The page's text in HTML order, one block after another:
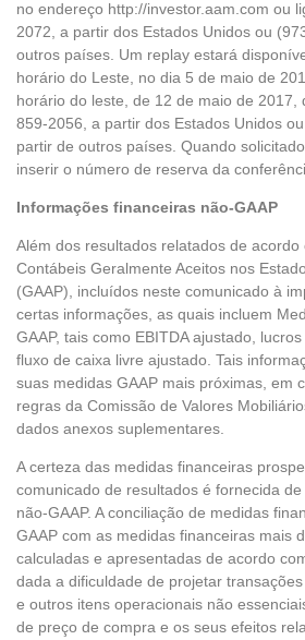
no endereço http://investor.aam.com ou
2072, a partir dos Estados Unidos ou
outros países. Um replay estará
horário do Leste, no dia 5 de maio de
horário do leste, de 12 de maio de 2017,
859-2056, a partir dos Estados Unidos
partir de outros países. Quando
inserir o número de reserva da
Informações financeiras não-GAAP
Além dos resultados relatados de
Contábeis Geralmente Aceitos nos
(GAAP), incluídos neste comunicado à
certas informações, as quais incluem
GAAP, tais como EBITDA ajustado,
fluxo de caixa livre ajustado. Tais
suas medidas GAAP mais próximas, em
regras da Comissão de Valores
dados anexos suplementares.
A certeza das medidas financeiras
comunicado de resultados é fornecida
não-GAAP. A conciliação de medidas
GAAP com as medidas financeiras mais
calculadas e apresentadas de acordo
dada a dificuldade de projetar
e outros itens operacionais não
de preço de compra e os seus efeitos